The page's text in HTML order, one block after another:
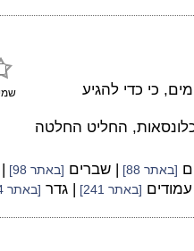
כי כדי להגיע
החליט החלטה
[באתר 88] | שברים [באתר 98]
|
[באתר 241] | גדר [באתר 284]